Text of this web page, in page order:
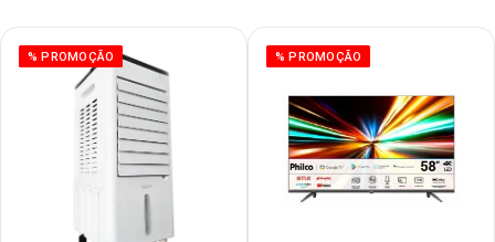
% PROMOÇÃO % PROMOÇÃO